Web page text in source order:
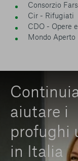
Consorzio
Cir - Rifugiati
CDO - Opere
Mondo Aperto
aiutare i
profughi
in Italia